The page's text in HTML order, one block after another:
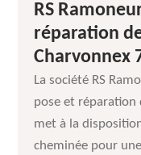
RS
réparation
Charvonnex
La société RS
pose et réparation
met à la
cheminée pour